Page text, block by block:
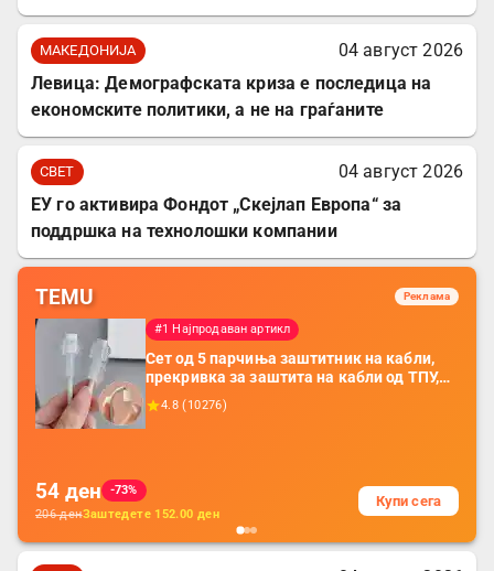
МАКЕДОНИЈА
04 август 2026
Левица: Демографската криза е последица на
економските политики, а не на граѓаните
СВЕТ
04 август 2026
ЕУ го активира Фондот „Скејлап Европа“ за
поддршка на технолошки компании
TEMU Реклама
#1 Најпродаван артикл
Сет од 5 парчиња заштитник на кабли,
прекривка за заштита на кабли од ТПУ,
додатоци за заштита на кабли, без
батерија, за мобилни телефони, комплет
4.8 (10276)
54 ден
-73%
206денЗаштедете 152.00 ден
Купи сега